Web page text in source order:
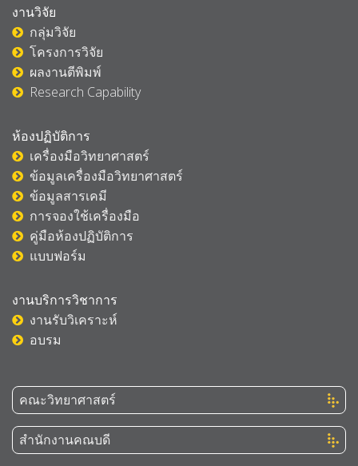
งานวิจัย
กลุ่มวิจัย
โครงการวิจัย
ผลงานตีพิมพ์
Research Capability
ห้องปฏิบัติการ
เครื่องมือวิทยาศาสตร์
ข้อมูลเครื่องมือวิทยาศาสตร์
ข้อมูลสารเคมี
การจองใช้เครื่องมือ
คู่มือห้องปฏิบัติการ
แบบฟอร์ม
งานบริการวิชาการ
งานรับวิเคราะห์
อบรม
คณะวิทยาศาสตร์
สำนักงานคณบดี